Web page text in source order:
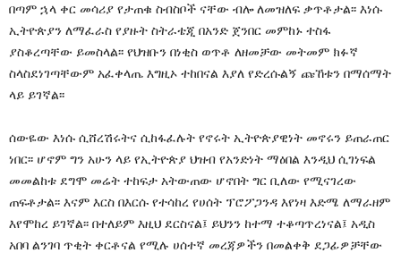
በጣም ኋላ ቀር መሳሪያ የታጠቁ ስብስቦች ናቸው ብሎ ለመዝለፍ ቃጥቶታል፡፡ እነሱ
ኢትዮጵያን ለማፈራስ የያዙት ስትራቴጂ በአንድ ጀንበር መምከኑ ተስፋ
ያስቆረጣቸው ይመስላል፡፡ የህዝቡን በነቂስ ወጥቶ ለዘመቻው መትመም ክፉኛ
ስላስደነገጣቸውም አፈቀላጤ እግዚኦ ተከበናል እያለ የድረሱልኝ ጩኸቱን በማሰማት
ላይ ይገኛል፡፡
ሰውዬው እነሱ ሲሸረሽሩትና ሲከፋፈሉት የኖሩት ኢትዮጵያዊነት መኖሩን ይጠራጠር
ነበር፡፡ ሆኖም ግን አሁን ላይ የኢትዮጵያ ህዝብ የአንድነት ማዕበል እንዲህ ሲገነፍል
መመልከቱ ደግሞ መሬት ተከፍታ አትውጠው ሆኖበት ግር ቢለው የሚናገረው
ጠፍቶታል፡፡ እናም እርስ በእርሱ የተሳከረ የሀሰት ፕሮፖጋንዳ እየነዛ እድሜ ለማራዘም
እየሞከረ ይገኛል፡፡ በተለይም እዚህ ደርስናል፤ ይህንን ከተማ ተቆጣጥረነናል፤ አዲስ
አበባ ልንገባ ጥቂት ቀርቶናል የሚሉ ሀሰተኛ መረጃዎችን በመልቀቅ ደጋፊዎቻቸው